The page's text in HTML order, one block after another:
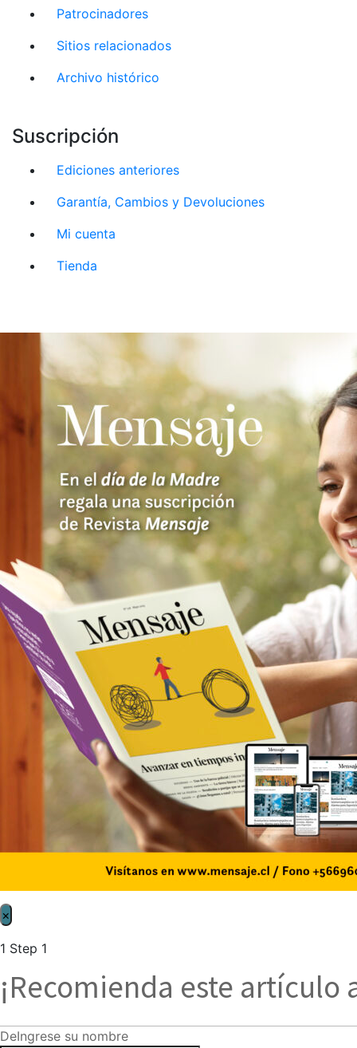
Patrocinadores
Sitios relacionados
Archivo histórico
Suscripción
Ediciones anteriores
Garantía, Cambios y Devoluciones
Mi cuenta
Tienda
×
1 Step 1
¡Recomienda este artículo
DeIngrese su nombre